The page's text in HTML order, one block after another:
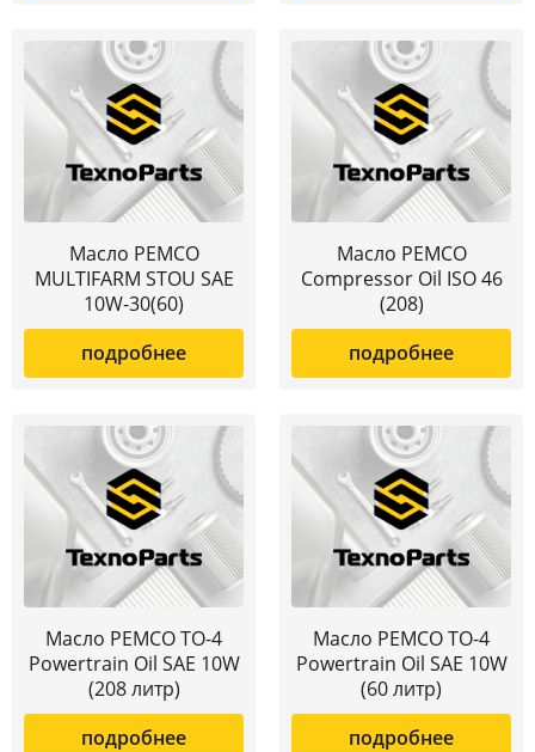
Масло PEMCO
MULTIFARM STOU SAE
10W-30(60)
подробнее
Масло PEMCO
Compressor Oil ISO 46
(208)
подробнее
Масло PEMCO ТО-4
Powertrain Oil SAE 10W
(208 литр)
подробнее
Масло PEMCO ТО-4
Powertrain Oil SAE 10W
(60 литр)
подробнее